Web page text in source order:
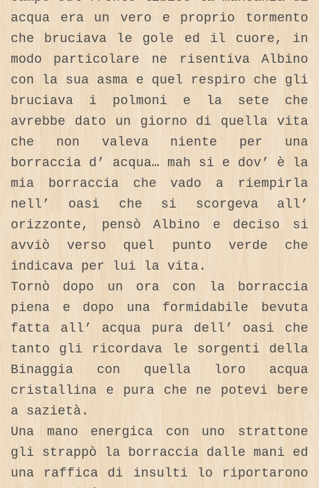
acqua era un vero e proprio tormento
che bruciava le gole ed il cuore, in
modo particolare ne risentiva Albino
con la sua asma e quel respiro che gli
bruciava i polmoni e la sete che
avrebbe dato un giorno di quella vita
che non valeva niente per una
borraccia d’ acqua… mah si e dov’ è la
mia borraccia che vado a riempirla
nell’ oasi che si scorgeva all’
orizzonte, pensò Albino e deciso si
avviò verso quel punto verde che
indicava per lui la vita.
Tornò dopo un ora con la borraccia
piena e dopo una formidabile bevuta
fatta all’ acqua pura dell’ oasi che
tanto gli ricordava le sorgenti della
Binaggia con quella loro acqua
cristallina e pura che ne potevi bere
a sazietà.
Una mano energica con uno strattone
gli strappò la borraccia dalle mani ed
una raffica di insulti lo riportarono